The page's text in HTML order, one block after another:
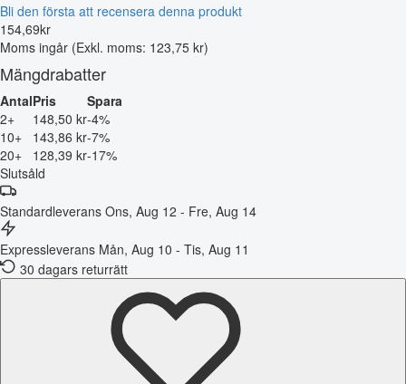
Bli den första att recensera denna produkt
154,69kr
Moms ingår (Exkl. moms: 123,75 kr)
Mängdrabatter
AntalPris
Spara
2+
148,50 kr-4%
10+
143,86 kr-7%
20+
128,39 kr-17%
Slutsåld
Standardleverans Ons, Aug 12 - Fre, Aug 14
Expressleverans Mån, Aug 10 - Tis, Aug 11
30 dagars returrätt